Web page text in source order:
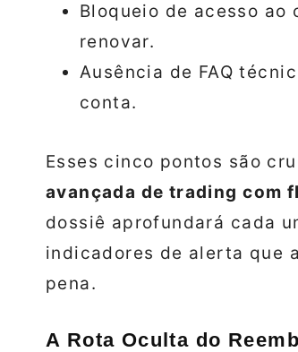
Bloqueio de acesso ao
renovar.
Ausência de FAQ
conta.
Esses cinco pontos são
avançada de trading com
dossiê aprofundará cada
indicadores de alerta que
pena.
A Rota Oculta do